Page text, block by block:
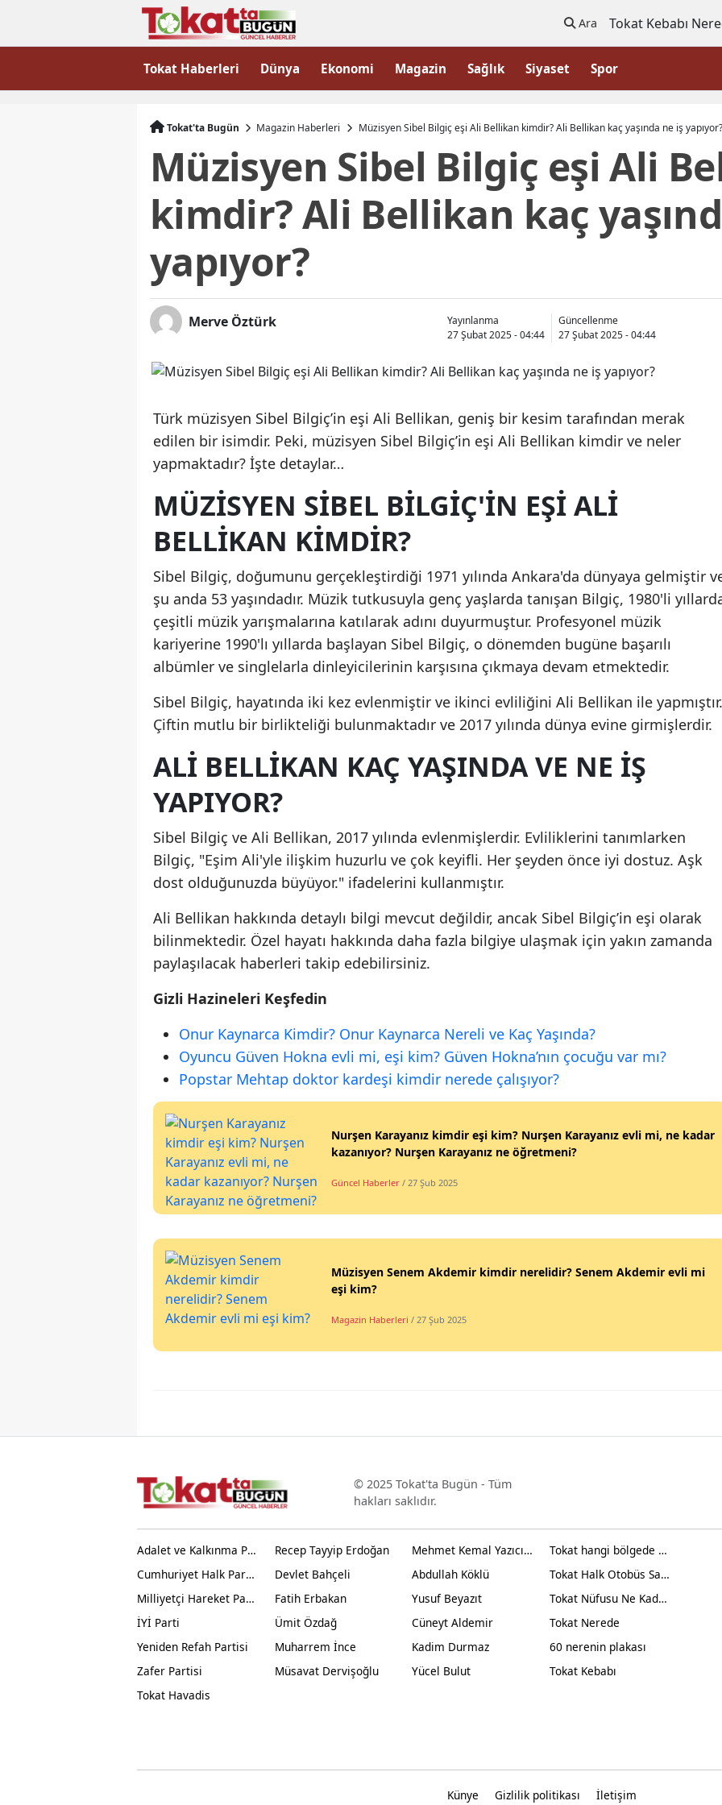
Ara Tokat Kebabı
Tokat Haberleri Dünya Ekonomi Magazin Sağlık Siyaset Spor
Tokat'ta Bugün Magazin Haberleri Müzisyen Sibel Bilgiç eşi Ali Bellikan kimdir? Ali Bellikan kaç yaşında ne iş yapıyor?
Müzisyen Sibel Bilgiç eşi Ali
kimdir? Ali Bellikan kaç
yapıyor?
Merve Öztürk
Yayınlanma
27 Şubat 2025 - 04:44
Güncellenme
27 Şubat 2025 - 04:44
Türk müzisyen Sibel Bilgiç’in eşi Ali Bellikan, geniş bir kesim tarafından merak
edilen bir isimdir. Peki, müzisyen Sibel Bilgiç’in eşi Ali Bellikan kimdir ve neler
yapmaktadır? İşte detaylar…
MÜZISYEN SIBEL BILGIÇ'IN EŞI ALI
BELLIKAN KIMDIR?
Sibel Bilgiç, doğumunu gerçekleştirdiği 1971 yılında Ankara'da dünyaya gelmiştir
şu anda 53 yaşındadır. Müzik tutkusuyla genç yaşlarda tanışan Bilgiç, 1980'li
çeşitli müzik yarışmalarına katılarak adını duyurmuştur. Profesyonel müzik
kariyerine 1990'lı yıllarda başlayan Sibel Bilgiç, o dönemden bugüne başarılı
albümler ve singlelarla dinleyicilerinin karşısına çıkmaya devam etmektedir.
Sibel Bilgiç, hayatında iki kez evlenmiştir ve ikinci evliliğini Ali Bellikan ile yapmıştır.
Çiftin mutlu bir birlikteliği bulunmaktadır ve 2017 yılında dünya evine girmişlerdir.
ALI BELLIKAN KAÇ YAŞINDA VE NE İŞ
YAPIYOR?
Sibel Bilgiç ve Ali Bellikan, 2017 yılında evlenmişlerdir. Evliliklerini tanımlarken
Bilgiç, "Eşim Ali'yle ilişkim huzurlu ve çok keyifli. Her şeyden önce iyi dostuz. Aşk
dost olduğunuzda büyüyor." ifadelerini kullanmıştır.
Ali Bellikan hakkında detaylı bilgi mevcut değildir, ancak Sibel Bilgiç’in eşi olarak
bilinmektedir. Özel hayatı hakkında daha fazla bilgiye ulaşmak için yakın zamanda
paylaşılacak haberleri takip edebilirsiniz.
Gizli Hazineleri Keşfedin
Onur Kaynarca Kimdir? Onur Kaynarca Nereli ve Kaç Yaşında?
Oyuncu Güven Hokna evli mi, eşi kim? Güven Hokna’nın çocuğu var mı?
Popstar Mehtap doktor kardeşi kimdir nerede çalışıyor?
Nurşen Karayanız kimdir eşi kim? Nurşen Karayanız evli mi, ne kadar
kazanıyor? Nurşen Karayanız ne öğretmeni?
Güncel Haberler / 27 Şub 2025
Müzisyen Senem Akdemir kimdir nerelidir? Senem Akdemir evli mi
eşi kim?
Magazin Haberleri / 27 Şub 2025
© 2025 Tokat'ta Bugün - Tüm
hakları saklıdır.
Adalet ve Kalkınma Partisi
Cumhuriyet Halk Partisi
Milliyetçi Hareket Partisi
İYİ Parti
Yeniden Refah Partisi
Zafer Partisi
Tokat Havadis
Recep Tayyip Erdoğan
Devlet Bahçeli
Fatih Erbakan
Ümit Özdağ
Muharrem İnce
Müsavat Dervişoğlu
Mehmet Kemal Yazıcıoğlu
Abdullah Köklü
Yusuf Beyazıt
Cüneyt Aldemir
Kadim Durmaz
Yücel Bulut
Tokat hangi bölgede yer alır?
Tokat Halk Otobüs Saatleri
Tokat Nüfusu Ne Kadar 2024
Tokat Nerede
60 nerenin plakası
Tokat Kebabı
Künye Gizlilik politikası İletişim